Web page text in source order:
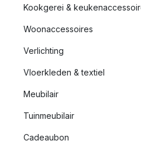
Kookgerei &
Woonaccessoires
Verlichting
Vloerkleden & textiel
Meubilair
Tuinmeubilair
Cadeaubon